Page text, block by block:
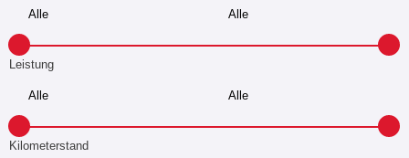
Leistung
Kilometerstand